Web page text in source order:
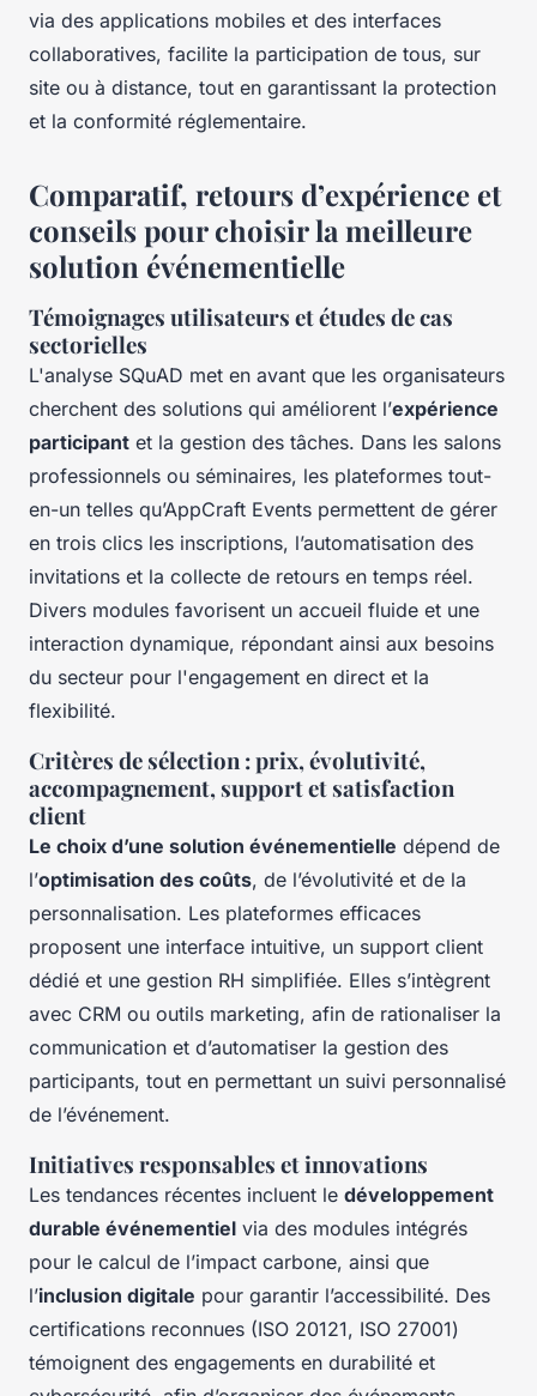
via des applications mobiles et des interfaces
collaboratives, facilite la participation de tous, sur
site ou à distance, tout en garantissant la protection
et la conformité réglementaire.
Comparatif, retours d’expérience et
conseils pour choisir la meilleure
solution événementielle
Témoignages utilisateurs et études de cas
sectorielles
L'analyse SQuAD met en avant que les organisateurs
cherchent des solutions qui améliorent l’expérience
participant et la gestion des tâches. Dans les salons
professionnels ou séminaires, les plateformes tout-
en-un telles qu’AppCraft Events permettent de gérer
en trois clics les inscriptions, l’automatisation des
invitations et la collecte de retours en temps réel.
Divers modules favorisent un accueil fluide et une
interaction dynamique, répondant ainsi aux besoins
du secteur pour l'engagement en direct et la
flexibilité.
Critères de sélection : prix, évolutivité,
accompagnement, support et satisfaction
client
Le choix d’une solution événementielle dépend de
l’optimisation des coûts, de l’évolutivité et de la
personnalisation. Les plateformes efficaces
proposent une interface intuitive, un support client
dédié et une gestion RH simplifiée. Elles s’intègrent
avec CRM ou outils marketing, afin de rationaliser la
communication et d’automatiser la gestion des
participants, tout en permettant un suivi personnalisé
de l’événement.
Initiatives responsables et innovations
Les tendances récentes incluent le développement
durable événementiel via des modules intégrés
pour le calcul de l’impact carbone, ainsi que
l’inclusion digitale pour garantir l’accessibilité. Des
certifications reconnues (ISO 20121, ISO 27001)
témoignent des engagements en durabilité et